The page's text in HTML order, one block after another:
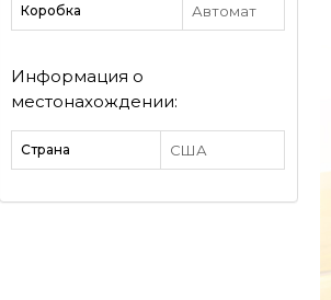
Коробка Автомат
Информация о
местонахождении:
Страна США